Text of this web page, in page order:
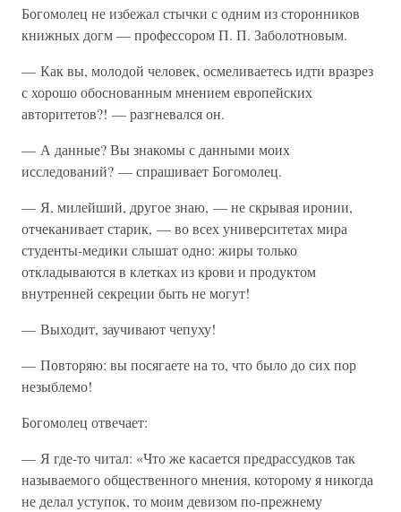
Богомолец не избежал стычки с одним из сторонников
книжных догм — профессором П. П. Заболотновым.
— Как вы, молодой человек, осмеливаетесь идти вразрез
с хорошо обоснованным мнением европейских
авторитетов?! — разгневался он.
— А данные? Вы знакомы с данными моих
исследований? — спрашивает Богомолец.
— Я, милейший, другое знаю, — не скрывая иронии,
отчеканивает старик, — во всех университетах мира
студенты-медики слышат одно: жиры только
откладываются в клетках из крови и продуктом
внутренней секреции быть не могут!
— Выходит, заучивают чепуху!
— Повторяю: вы посягаете на то, что было до сих пор
незыблемо!
Богомолец отвечает:
— Я где-то читал: «Что же касается предрассудков так
называемого общественного мнения, которому я никогда
не делал уступок, то моим девизом по-прежнему